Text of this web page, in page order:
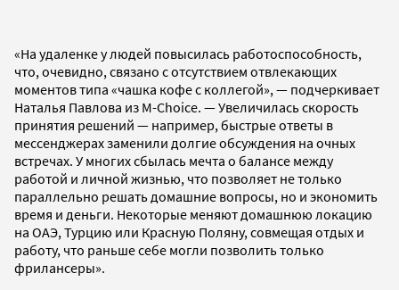
«На удаленке у людей повысилась работоспособность,
что, очевидно, связано с отсутствием отвлекающих
моментов типа «чашка кофе с коллегой», — подчеркивает
Наталья Павлова из M-Choice. — Увеличилась скорость
принятия решений — например, быстрые ответы в
мессенджерах заменили долгие обсуждения на очных
встречах. У многих сбылась мечта о балансе между
работой и личной жизнью, что позволяет не только
параллельно решать домашние вопросы, но и экономить
время и деньги. Некоторые меняют домашнюю локацию
на ОАЭ, Турцию или Красную Поляну, совмещая отдых и
работу, что раньше себе могли позволить только
фрилансеры».